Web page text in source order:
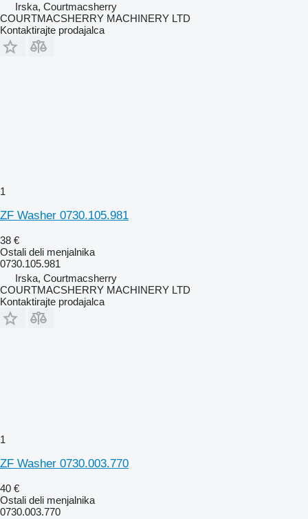
Irska, Courtmacsherry
COURTMACSHERRY MACHINERY LTD
Kontaktirajte prodajalca
1
ZF Washer 0730.105.981
38 €
Ostali deli menjalnika
0730.105.981
Irska, Courtmacsherry
COURTMACSHERRY MACHINERY LTD
Kontaktirajte prodajalca
1
ZF Washer 0730.003.770
40 €
Ostali deli menjalnika
0730.003.770